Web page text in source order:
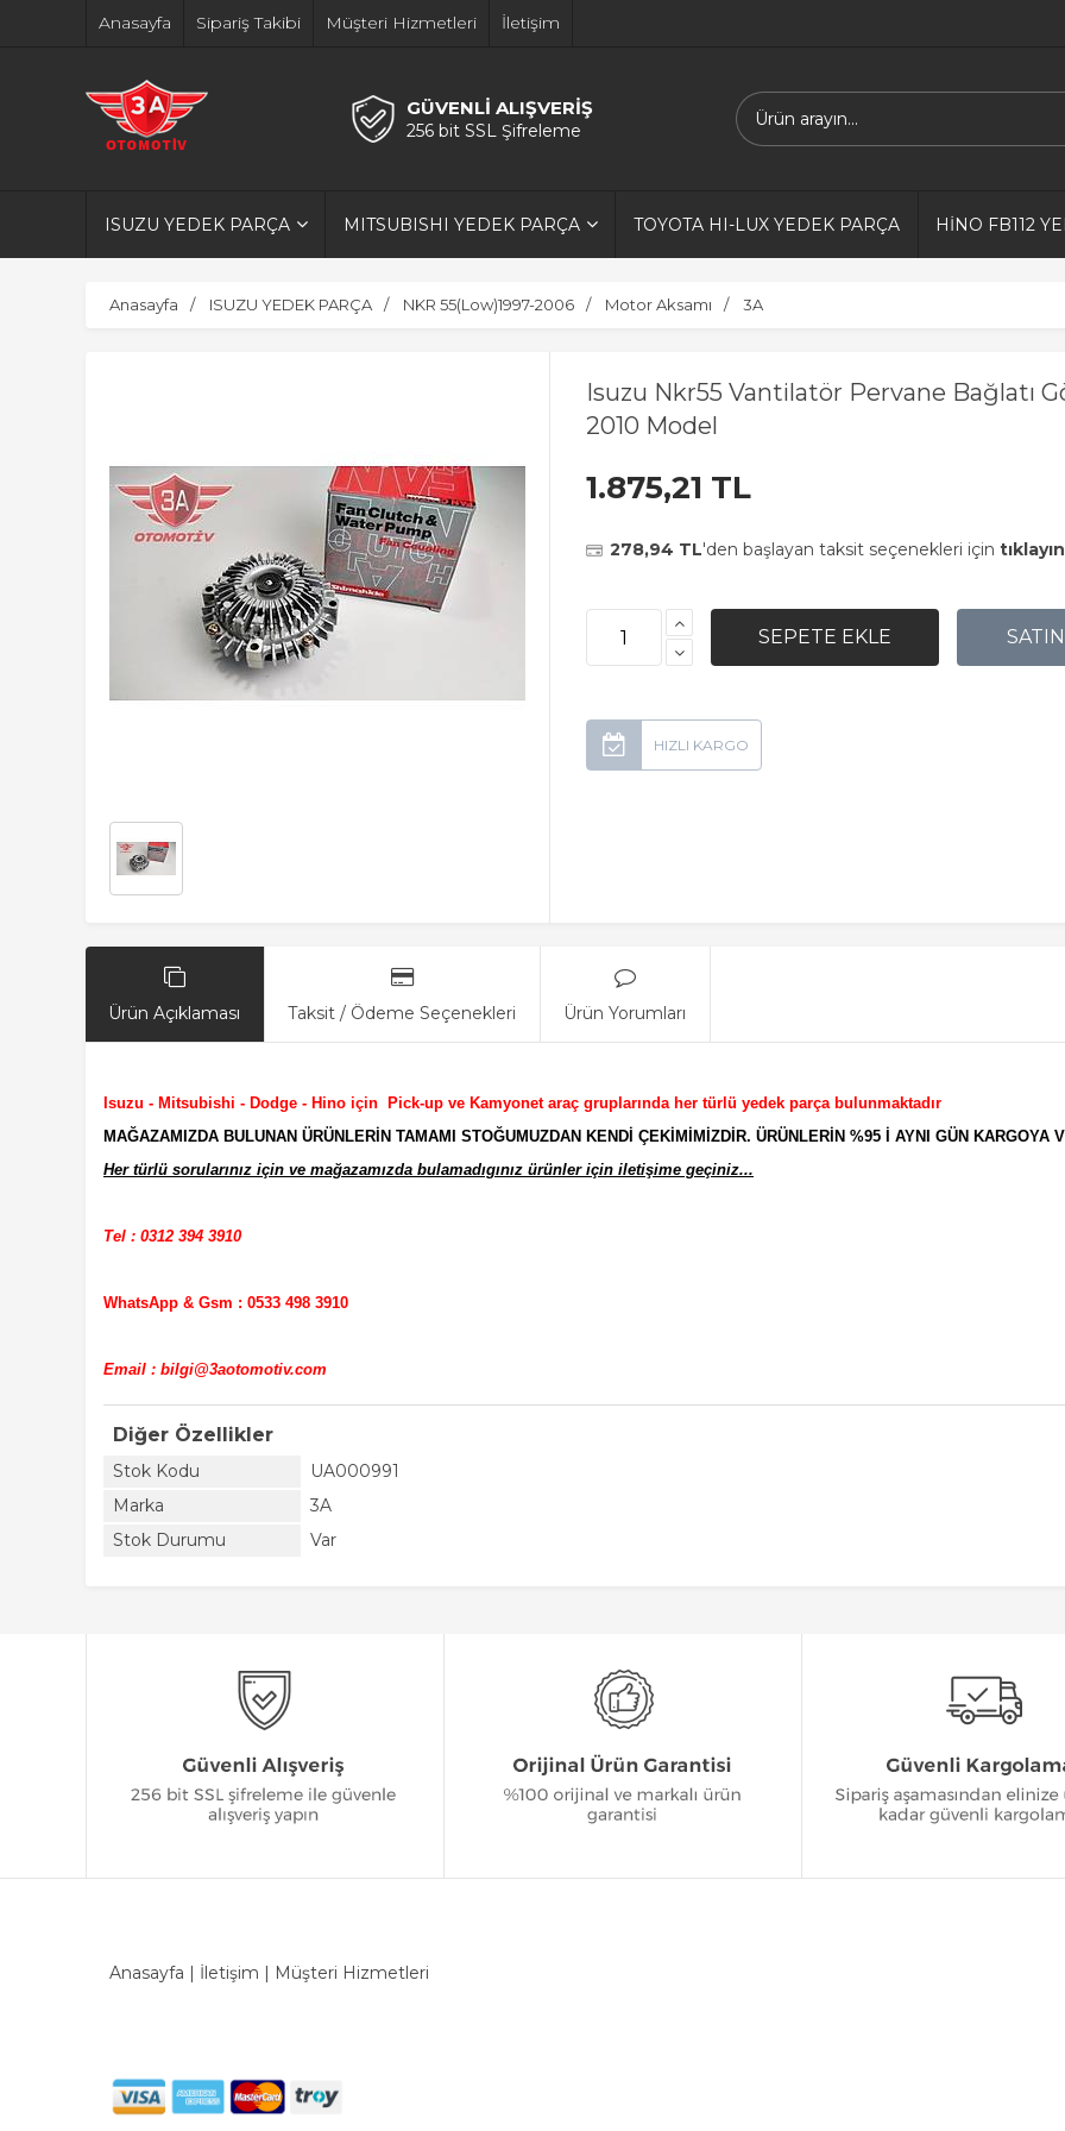
Anasayfa Sipariş Takibi Müşteri Hizmetleri İletişim
GÜVENLİ ALIŞVERİŞ
256 bit SSL Şifreleme
ISUZU YEDEK PARÇA MITSUBISHI YEDEK PARÇA TOYOTA HI-LUX YEDEK PARÇA HİNO FB112
Anasayfa ISUZU YEDEK PARÇA NKR 55(Low)1997-2006 Motor Aksamı 3A
Isuzu Nkr55 Vantilatör Pervane Bağlatı
2010 Model
1.875,21 TL
278,94 TL'den başlayan taksit seçenekleri için
Ürün Açıklaması Taksit / Ödeme Seçenekleri Ürün Yorumları
Isuzu - Mitsubishi - Dodge - Hino için Pick-up ve Kamyonet araç gruplarında her türlü yedek parça bulunmaktadır
MAĞAZAMIZDA BULUNAN ÜRÜNLERİN TAMAMI STOĞUMUZDAN KENDİ ÇEKİMİMİZDİR. ÜRÜNLERİN %95 İ AYNI GÜN KARGOYA
Her türlü sorularınız için ve mağazamızda bulamadıgınız ürünler için iletişime geçiniz...
Tel : 0312 394 3910
WhatsApp & Gsm : 0533 498 3910
Email : bilgi@3aotomotiv.com
Diğer Özellikler
Stok Kodu
UA000991
Marka
3A
Stok Durumu
Var
Anasayfa | İletişim | Müşteri Hizmetleri